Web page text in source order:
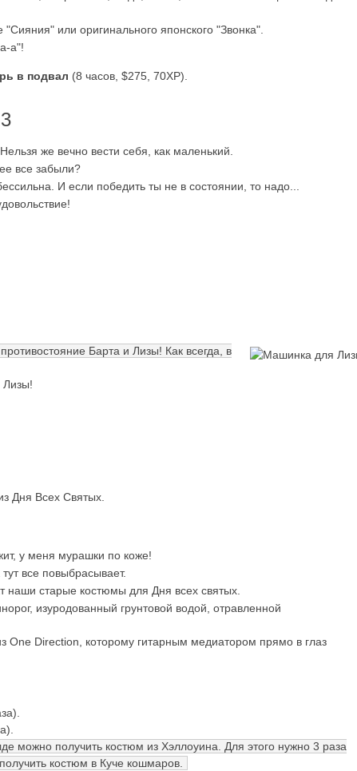
или оригинального японского "Звонка".
а"!
в подвал (8 часов, $275, 70XP).
же вечно вести себя, как маленький.
все забыли?
И если победить ты не в состоянии, то надо...
Барта и Лизы! Как всегда, в
Лизы!
Дня Всех Святых.
у меня мурашки по коже!
все повыбрасывает.
наши старые костюмы для Дня всех святых.
изуродованный грунтовой водой, отравленной
One Direction, которому гитарным медиатором прямо в глаз
можно получить костюм из Хэллоуина. Для этого нужно 3 раза
костюм в Куче кошмаров.